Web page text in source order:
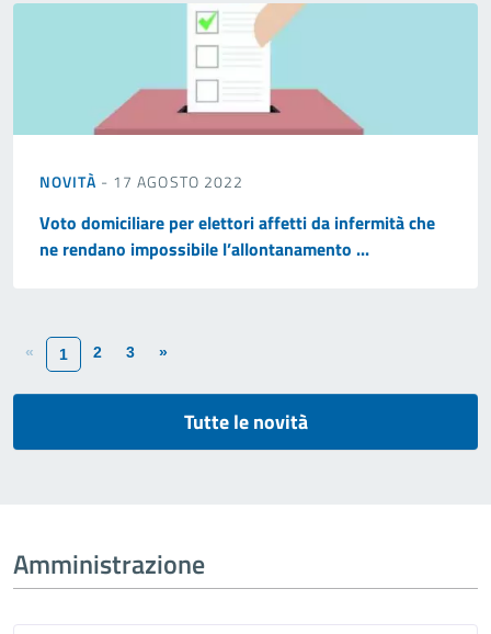
NOVITÀ - 17 AGOSTO 2022
Voto domiciliare per elettori affetti da infermità che
ne rendano impossibile l’allontanamento ...
« 1 2 3 »
Tutte le novità
Amministrazione